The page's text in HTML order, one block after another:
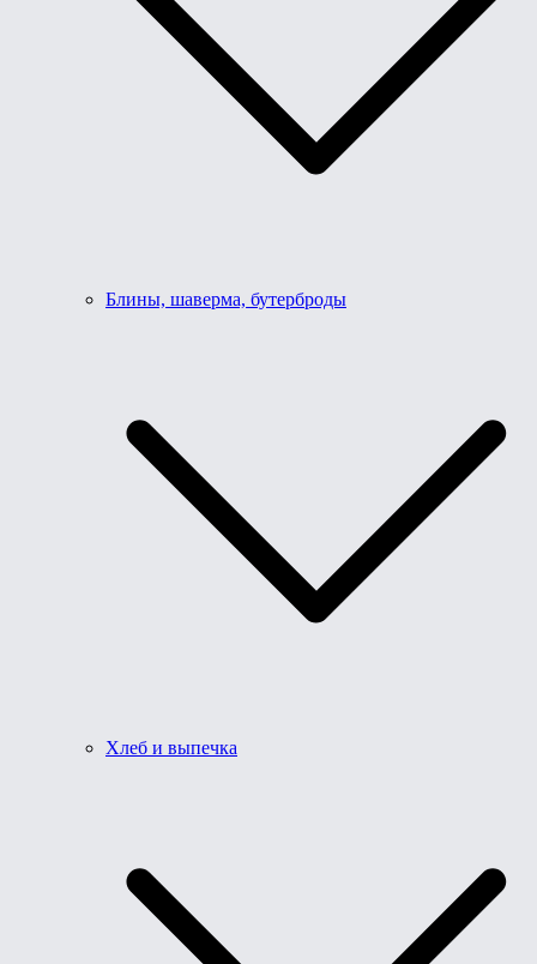
Блины, шаверма, бутерброды
Хлеб и выпечка